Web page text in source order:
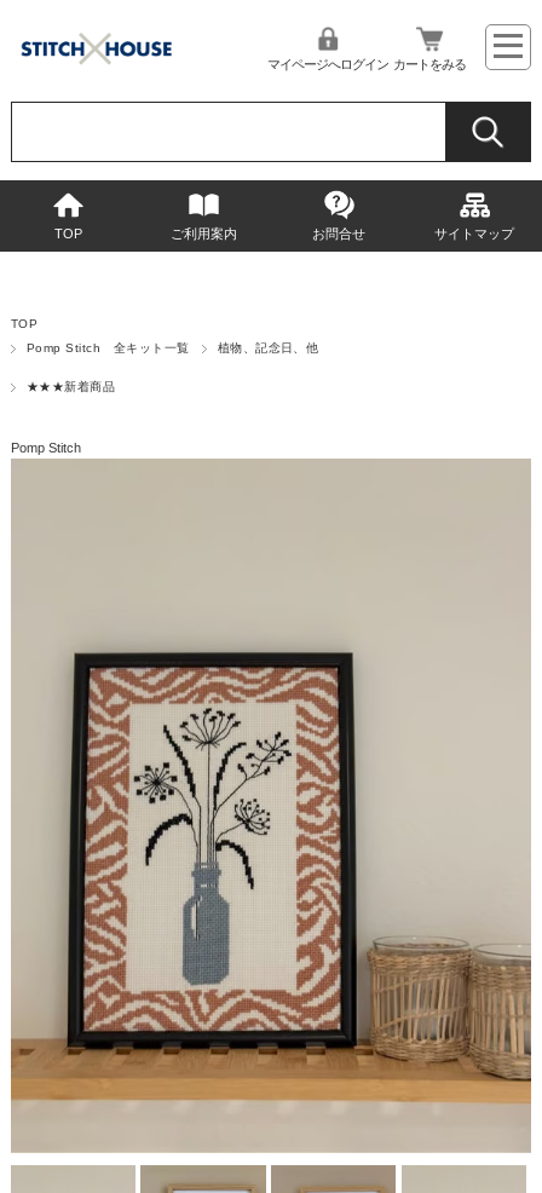
マイページへログイン カートをみる
TOP ご利用案内 お問合せ サイトマップ
TOP
Pomp Stitch 全キット一覧
植物、記念日、他
★★★新着商品
Pomp Stitch